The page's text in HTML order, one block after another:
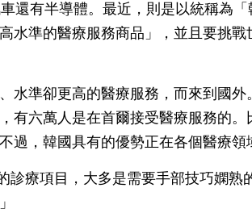
還有半導體。最近，則是以統稱為
水準的醫療服務商品」，並且要挑戰
水準卻更高的醫療服務，而來到國外
有六萬人是在首爾接受醫療服務的。
，韓國具有的優勢正在各個醫療領
療項目，大多是需要手部技巧嫻熟